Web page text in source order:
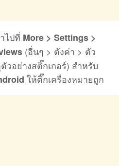
ไปที่ More > Settings >
(อื่นๆ > ตังค่า > ตัว
วอย่างสติ๊กเกอร์) สำหรับ
ให้ติ๊กเครื่องหมายถูก